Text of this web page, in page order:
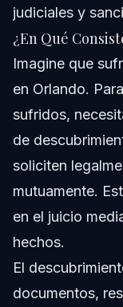
judiciales y
¿En Qué
Imagine que
en Orlando.
sufridos,
de
soliciten
mutuamente.
en el juicio
hechos.
El
documentos,